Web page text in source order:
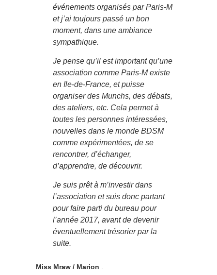
événements organisés par Paris-M
et j’ai toujours passé un bon
moment, dans une ambiance
sympathique.
Je pense qu’il est important qu’une
association comme Paris-M existe
en Ile-de-France, et puisse
organiser des Munchs, des débats,
des ateliers, etc. Cela permet à
toutes les personnes intéressées,
nouvelles dans le monde BDSM
comme expérimentées, de se
rencontrer, d’échanger,
d’apprendre, de découvrir.
Je suis prêt à m’investir dans
l’association et suis donc partant
pour faire parti du bureau pour
l’année 2017, avant de devenir
éventuellement trésorier par la
suite.
Miss Mraw / Marion :